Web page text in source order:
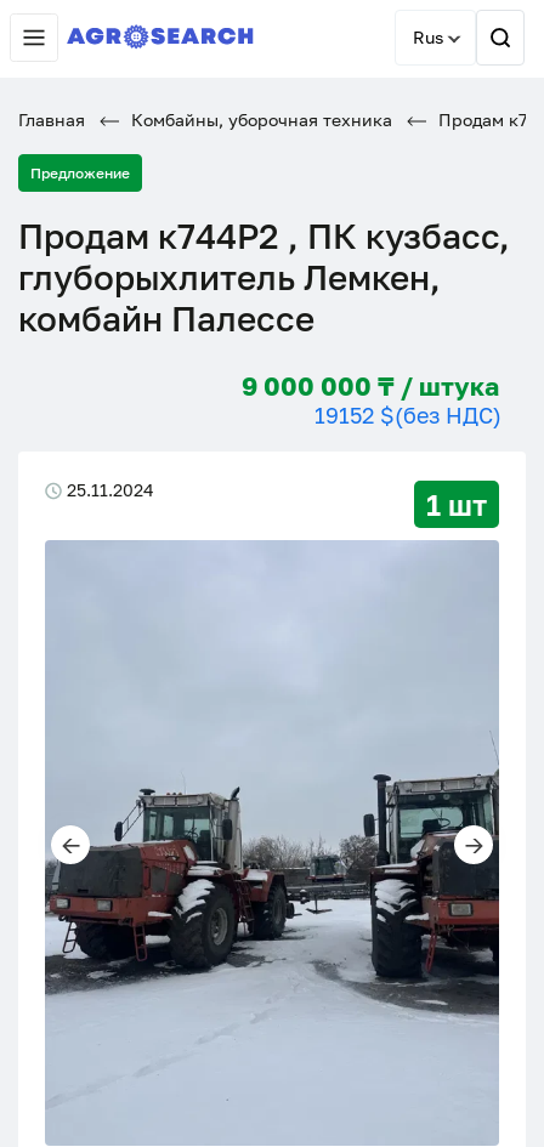
Rus
Главная Комбайны, уборочная техника Продам
Предложение
Продам к744Р2 , ПК кузбасс,
глуборыхлитель Лемкен,
комбайн Палессе
9 000 000 ₸ / штука
19152 $(без НДС)
25.11.2024 1 шт